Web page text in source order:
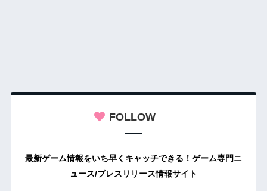
FOLLOW
最新ゲーム情報をいち早くキャッチできる！ゲーム専門ニ
ュース/プレスリリース情報サイト